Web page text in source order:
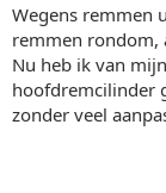
t
e
r
m
Wegens remmen
remmen rondom,
Nu heb ik van
hoofdremcilinder
zonder veel